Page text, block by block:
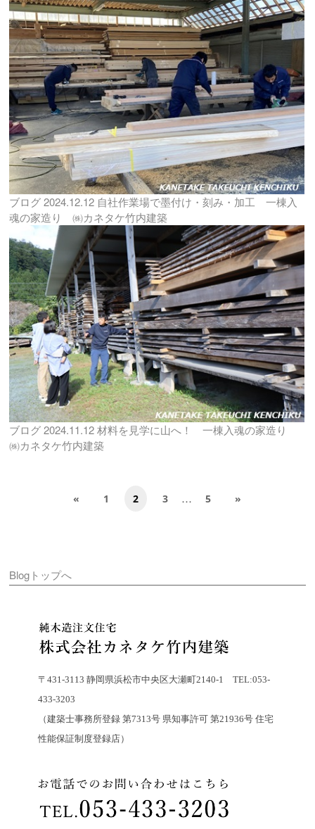
ブログ2024.12.12 自社作業場で墨付け・刻み・加工 一棟入
魂の家造り ㈱カネタケ竹内建築
ブログ2024.11.12 材料を見学に山へ！ 一棟入魂の家造り
㈱カネタケ竹内建築
« 1 2 3 … 5 »
Blogトップへ
〒431-3113 静岡県浜松市中央区大瀬町2140-1 TEL:053-
433-3203
（建築士事務所登録 第7313号 県知事許可 第21936号 住宅
性能保証制度登録店）